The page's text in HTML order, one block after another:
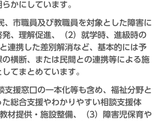
かにしています。
、市職員及び教職員を対象とした障害に
発、理解促進、（2）就学時、進級時の
連携した差別解消など、基本的には予
横断、または民間との連携等による施
てまとめています。
支援窓口の一本化等も含め、福祉分野と
総合支援やわかりやすい相談支援体
材提供・施設整備、（3）障害児保育や